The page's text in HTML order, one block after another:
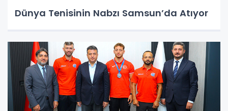
Dünya Tenisinin Nabzı Samsun’da Atıyor